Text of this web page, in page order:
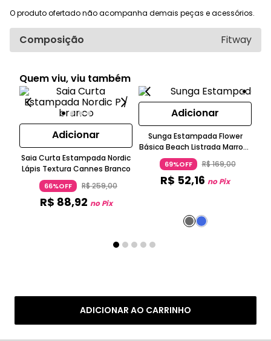
ADICIONAR AO CARRINHO
O produto ofertado não acompanha demais peças e acessórios.
Composição Fitway
Quem viu, viu também
Adicionar
Saia Curta Estampada Nordic
Lápis Textura Cannes Branco
66%OFF R$259,00
R$ 88,92 no Pix
Adicionar
Sunga Estampada Flower
Básica Beach Listrada Marrom
Bege Preto Água Doce
69%OFF R$169,00
R$ 52,16 no Pix